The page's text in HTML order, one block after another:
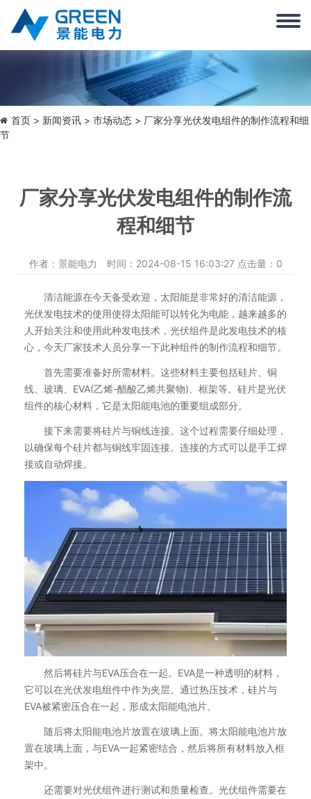
首页 新闻资讯 市场动态> 厂家分享光伏发电组件的制作流程和细
节
厂家分享光伏发电组件的制作流
程和细节
作者：景能电力 时间：2024-08-15 16:03:27 点击量： 0
清洁能源在今天备受欢迎，太阳能是非常好的清洁能源，
光伏发电技术的使用使得太阳能可以转化为电能，越来越多的
人开始关注和使用此种发电技术，光伏组件是此发电技术的核
心，今天厂家技术人员分享一下此种组件的制作流程和细节。
首先需要准备好所需材料。这些材料主要包括硅片、铜
线、玻璃、EVA(乙烯-醋酸乙烯共聚物)、框架等。硅片是光伏
组件的核心材料，它是太阳能电池的重要组成部分。
接下来需要将硅片与铜线连接。这个过程需要仔细处理，
以确保每个硅片都与铜线牢固连接。连接的方式可以是手工焊
接或自动焊接。
然后将硅片与EVA压合在一起。EVA是一种透明的材料，
它可以在光伏发电组件中作为夹层。通过热压技术，硅片与
EVA被紧密压合在一起，形成太阳能电池片。
随后将太阳能电池片放置在玻璃上面。将太阳能电池片放
置在玻璃上面，与EVA一起紧密结合，然后将所有材料放入框
架中。
还需要对光伏组件进行测试和质量检查。光伏组件需要在